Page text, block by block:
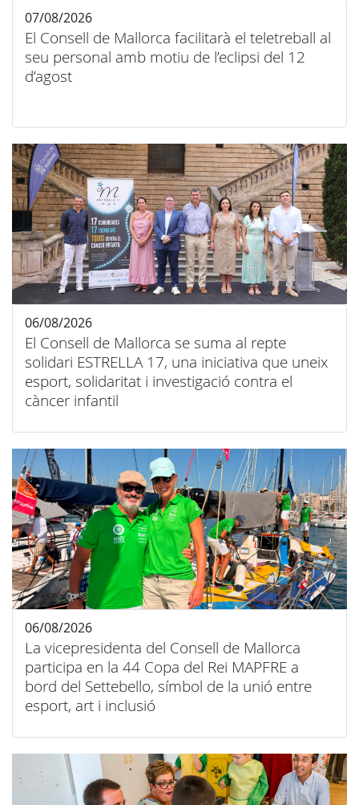
El Consell de Mallorca facilitarà el teletreball al
seu personal amb motiu de l’eclipsi del 12
d’agost
07/08/2026
El Consell de Mallorca se suma al repte
solidari ESTRELLA 17, una iniciativa que uneix
esport, solidaritat i investigació contra el
càncer infantil
06/08/2026
La vicepresidenta del Consell de Mallorca
participa en la 44 Copa del Rei MAPFRE a
bord del Settebello, símbol de la unió entre
esport, art i inclusió
06/08/2026